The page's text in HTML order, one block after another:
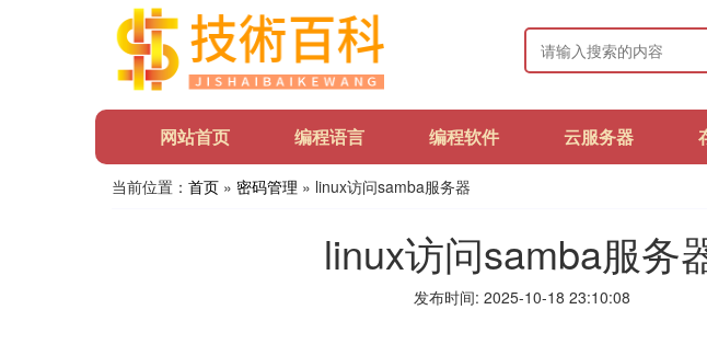
网站首页 编程语言 编程软件 云服务器
当前位置： 首页 » 密码管理 » linux访问samba服务器
linux访问samba服务
发布时间: 2025-10-18 23:10:08